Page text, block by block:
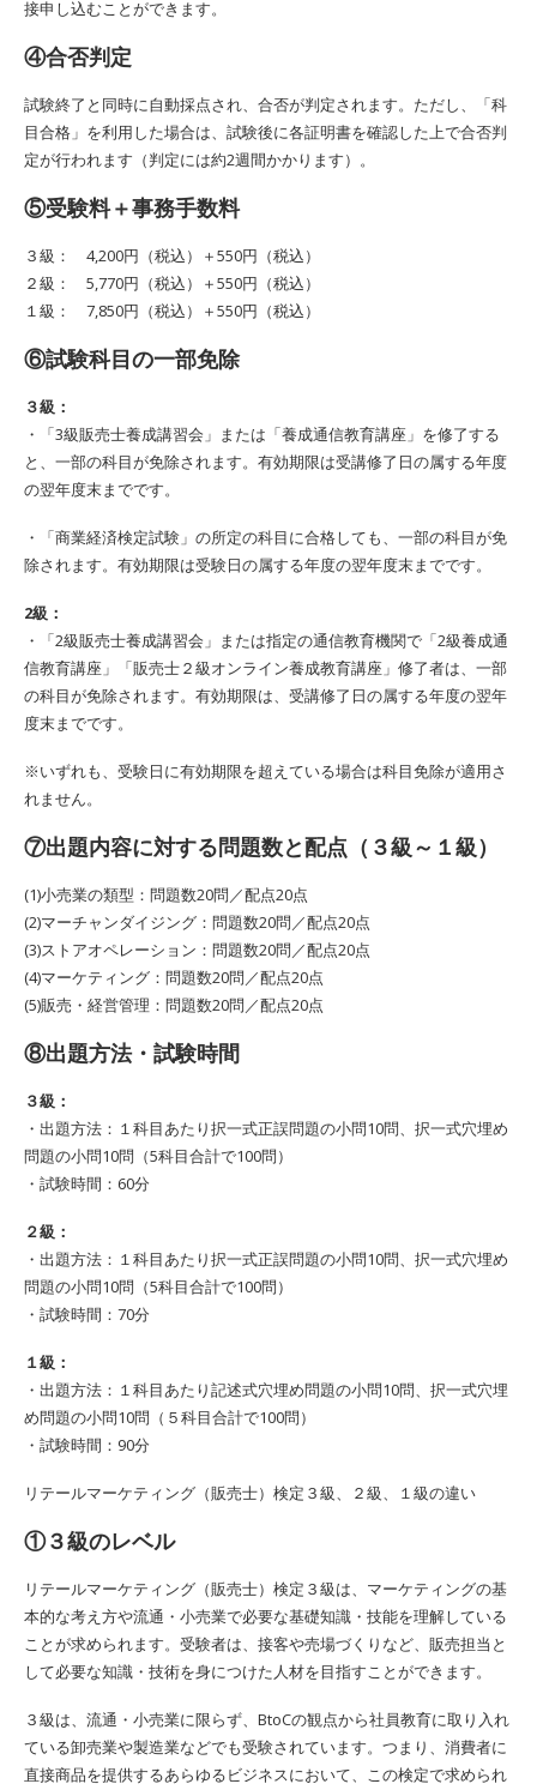
接申し込むことができます。
④合否判定
試験終了と同時に自動採点され、合否が判定されます。ただし、「科
目合格」を利用した場合は、試験後に各証明書を確認した上で合否判
定が行われます（判定には約2週間かかります）。
⑤受験料＋事務手数料
３級： 4,200円（税込）＋550円（税込）
２級： 5,770円（税込）＋550円（税込）
１級： 7,850円（税込）＋550円（税込）
⑥試験科目の一部免除
３級：
・「3級販売士養成講習会」または「養成通信教育講座」を修了する
と、一部の科目が免除されます。有効期限は受講修了日の属する年度
の翌年度末までです。
・「商業経済検定試験」の所定の科目に合格しても、一部の科目が免
除されます。有効期限は受験日の属する年度の翌年度末までです。
2級：
・「2級販売士養成講習会」または指定の通信教育機関で「2級養成通
信教育講座」「販売士２級オンライン養成教育講座」修了者は、一部
の科目が免除されます。有効期限は、受講修了日の属する年度の翌年
度末までです。
※いずれも、受験日に有効期限を超えている場合は科目免除が適用さ
れません。
⑦出題内容に対する問題数と配点（３級～１級）
(1)小売業の類型：問題数20問／配点20点
(2)マーチャンダイジング：問題数20問／配点20点
(3)ストアオペレーション：問題数20問／配点20点
(4)マーケティング：問題数20問／配点20点
(5)販売・経営管理：問題数20問／配点20点
⑧出題方法・試験時間
３級：
・出題方法：１科目あたり択一式正誤問題の小問10問、択一式穴埋め
問題の小問10問（5科目合計で100問）
・試験時間：60分
２級：
・出題方法：１科目あたり択一式正誤問題の小問10問、択一式穴埋め
問題の小問10問（5科目合計で100問）
・試験時間：70分
１級：
・出題方法：１科目あたり記述式穴埋め問題の小問10問、択一式穴埋
め問題の小問10問（５科目合計で100問）
・試験時間：90分
リテールマーケティング（販売士）検定３級、２級、１級の違い
①３級のレベル
リテールマーケティング（販売士）検定３級は、マーケティングの基
本的な考え方や流通・小売業で必要な基礎知識・技能を理解している
ことが求められます。受験者は、接客や売場づくりなど、販売担当と
して必要な知識・技術を身につけた人材を目指すことができます。
３級は、流通・小売業に限らず、BtoCの観点から社員教育に取り入れ
ている卸売業や製造業などでも受験されています。つまり、消費者に
直接商品を提供するあらゆるビジネスにおいて、この検定で求められ